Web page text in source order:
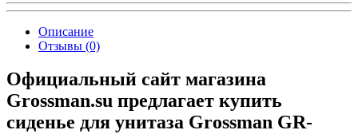
Описание
Отзывы (0)
Официальный сайт магазина
Grossman.su предлагает купить
сиденье для унитаза Grossman GR-